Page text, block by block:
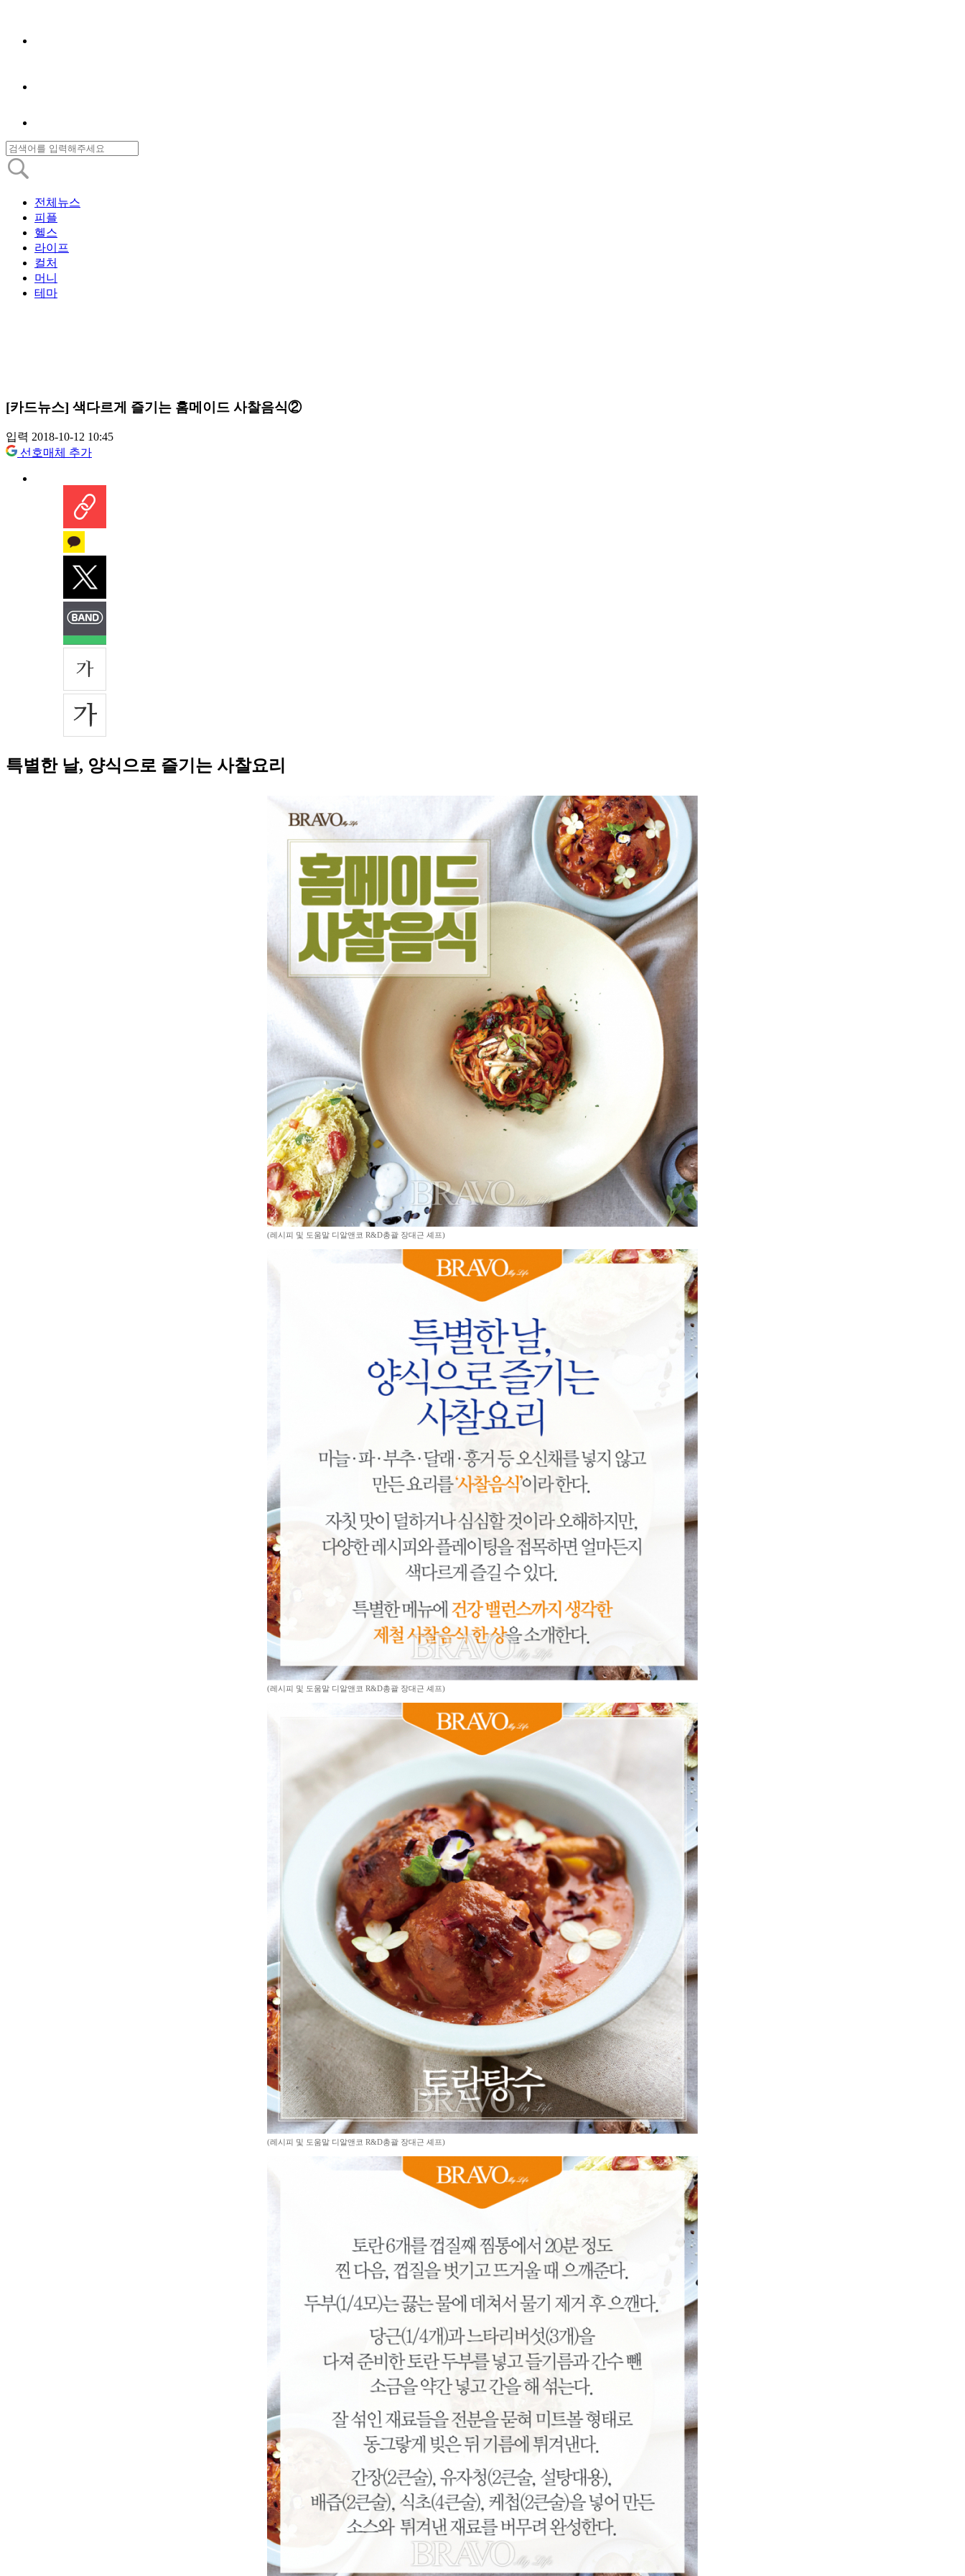
전체뉴스
피플
헬스
라이프
컬처
머니
테마
[카드뉴스] 색다르게 즐기는 홈메이드 사찰음식②
입력 2018-10-12 10:45
선호매체 추가
특별한 날, 양식으로 즐기는 사찰요리
(레시피 및 도움말 디알앤코 R&D총괄 장대근 셰프)
(레시피 및 도움말 디알앤코 R&D총괄 장대근 셰프)
(레시피 및 도움말 디알앤코 R&D총괄 장대근 셰프)